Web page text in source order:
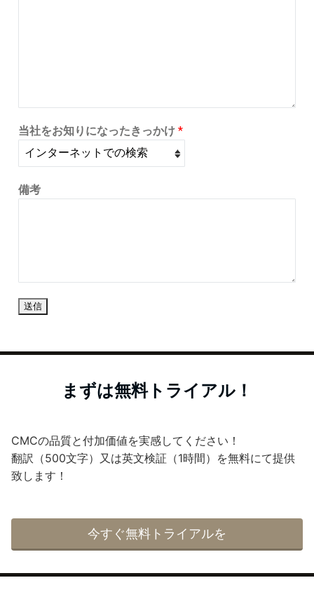
当社をお知りになったきっかけ *
備考
送信
まずは無料トライアル！
CMCの品質と付加価値を実感してください！
翻訳（500文字）又は英文検証（1時間）を無料にて提供
致します！
今すぐ無料トライアルを